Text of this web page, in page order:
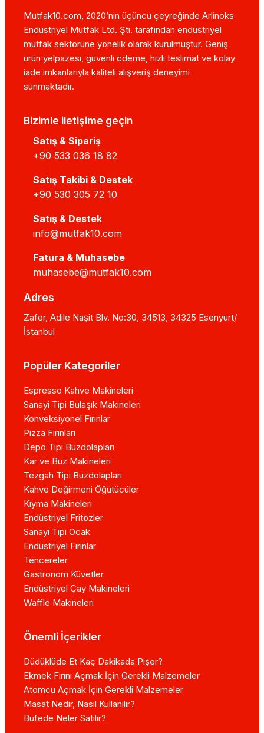
Mutfak10.com, 2020’nin üçüncü çeyreğinde Arlinoks
Endüstriyel Mutfak Ltd. Şti. tarafından endüstriyel
mutfak sektörüne yönelik olarak kurulmuştur. Geniş
ürün yelpazesi, güvenli ödeme, hızlı teslimat ve kolay
iade imkanlarıyla kaliteli alışveriş deneyimi
sunmaktadır.
Bizimle iletişime geçin
Satış & Sipariş
+90 533 036 18 82
Satış Takibi & Destek
+90 530 305 72 10
Satış & Destek
info@mutfak10.com
Fatura & Muhasebe
muhasebe@mutfak10.com
Adres
Zafer, Adile Naşit Blv. No:30, 34513, 34325 Esenyurt/
İstanbul
Popüler Kategoriler
Espresso Kahve Makineleri
Sanayi Tipi Bulaşık Makineleri
Konveksiyonel Fırınlar
Pizza Fırınları
Depo Tipi Buzdolapları
Kar ve Buz Makineleri
Tezgah Tipi Buzdolapları
Kahve Değirmeni Öğütücüler
Kıyma Makineleri
Endüstriyel Fritözler
Sanayi Tipi Ocak
Endüstriyel Fırınlar
Tencereler
Gastronom Küvetler
Endüstriyel Çay Makineleri
Waffle Makineleri
Önemli İçerikler
Düdüklüde Et Kaç Dakikada Pişer?
Ekmek Fırını Açmak İçin Gerekli Malzemeler
Atomcu Açmak İçin Gerekli Malzemeler
Masat Nedir, Nasıl Kullanılır?
Büfede Neler Satılır?